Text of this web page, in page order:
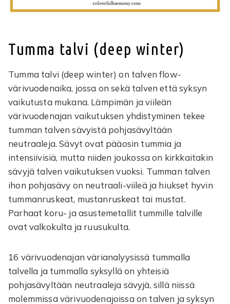
Tumma talvi (deep winter)
Tumma talvi (deep winter) on talven flow-
värivuodenaika, jossa on sekä talven että syksyn
vaikutusta mukana. Lämpimän ja viileän
värivuodenajan vaikutuksen yhdistyminen tekee
tumman talven sävyistä pohjasävyltään
neutraaleja. Sävyt ovat pääosin tummia ja
intensiivisiä, mutta niiden joukossa on kirkkaitakin
sävyjä talven vaikutuksen vuoksi. Tumman talven
ihon pohjasävy on neutraali-viileä ja hiukset hyvin
tummanruskeat, mustanruskeat tai mustat.
Parhaat koru- ja asustemetallit tummille talville
ovat valkokulta ja ruusukulta.
16 värivuodenajan värianalyysissä tummalla
talvella ja tummalla syksyllä on yhteisiä
pohjasävyltään neutraaleja sävyjä, sillä niissä
molemmissa värivuodenajoissa on talven ja syksyn